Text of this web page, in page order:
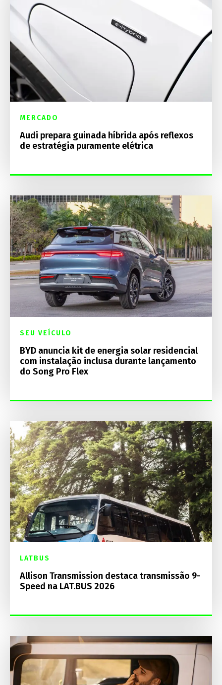
MERCADO
Audi prepara guinada híbrida após reflexos
de estratégia puramente elétrica
SEU VEÍCULO
BYD anuncia kit de energia solar residencial
com instalação inclusa durante lançamento
do Song Pro Flex
LATBUS
Allison Transmission destaca transmissão 9-
Speed na LAT.BUS 2026